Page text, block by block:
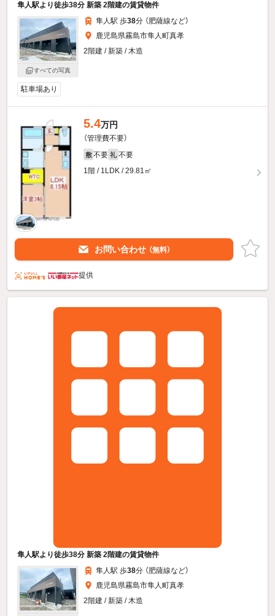
隼人駅より徒歩38分 新築 2階建の賃貸物件
すべての写真
隼人駅 歩38分 （肥薩線など）
鹿児島県霧島市隼人町真孝
2階建 / 新築 / 木造
駐車場あり
5.4万円
（管理費不要）
敷 不要 礼 不要
1階 / 1LDK / 29.81㎡
お問い合わせ （無料）
提供
隼人駅より徒歩38分 新築 2階建の賃貸物件
隼人駅 歩38分 （肥薩線など）
鹿児島県霧島市隼人町真孝
2階建 / 新築 / 木造